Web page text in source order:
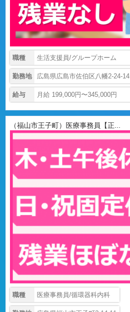
職種 生活支援員/グループホーム
勤務地 広島県広島市佐伯区八幡2-24-14
給与 月給 199,000円〜345,000円
（福山市王子町）医療事務員【正...
職種 医療事務員/循環器科内科